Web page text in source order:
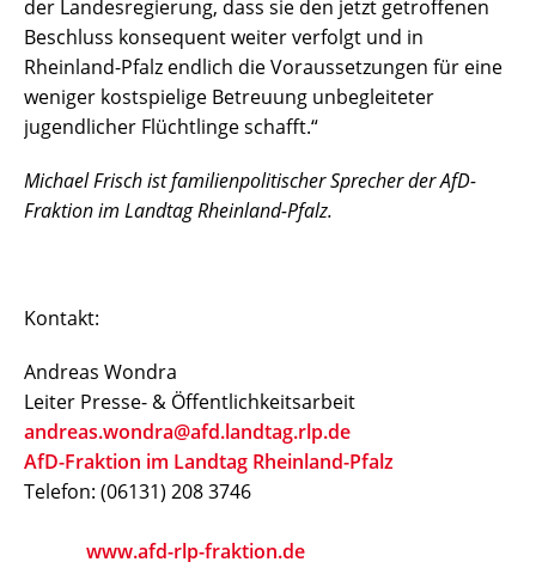
der Landesregierung, dass sie den jetzt getroffenen
Beschluss konsequent weiter verfolgt und in
Rheinland-Pfalz endlich die Voraussetzungen für eine
weniger kostspielige Betreuung unbegleiteter
jugendlicher Flüchtlinge schafft.“
Michael Frisch ist familienpolitischer Sprecher der AfD-
Fraktion im Landtag Rheinland-Pfalz.
Kontakt:
Andreas Wondra
Leiter Presse- & Öffentlichkeitsarbeit
andreas.wondra@afd.landtag.rlp.de
AfD-Fraktion im Landtag Rheinland-Pfalz
Telefon: (06131) 208 3746
www.afd-rlp-fraktion.de